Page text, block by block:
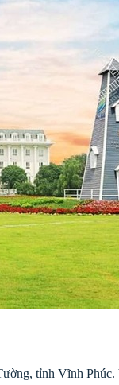
tỉnh Vĩnh Phúc.